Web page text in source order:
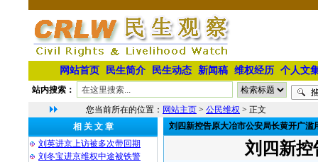
网站首页 民生简介 民生动态 新闻稿 维权经历 个人文
站内搜索：
您当前所在的位置： 网站主页 > 公民维权 > 正文
相 关 文 章
刘英进京上访被多次带回期
刘冬宝进京维权中途被铁警
刘四新控告原大冶市公安局长黄开广滥
刘四新控